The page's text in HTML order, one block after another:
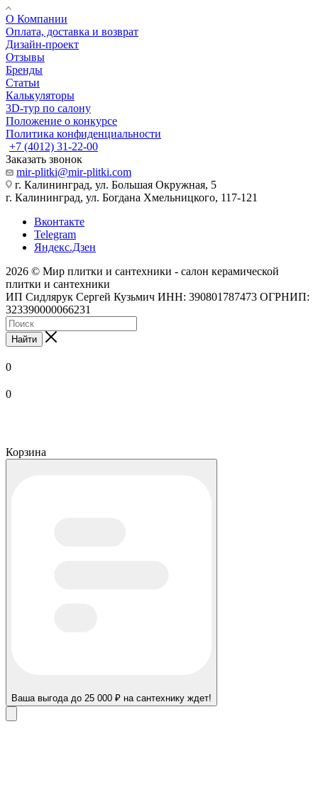
О Компании
Оплата, доставка и возврат
Дизайн-проект
Отзывы
Бренды
Статьи
Калькуляторы
3D-тур по салону
Положение о конкурсе
Политика конфиденциальности
+7 (4012) 31-22-00
Заказать звонок
mir-plitki@mir-plitki.com
г. Калининград, ул. Большая Окружная, 5
г. Калининград, ул. Богдана Хмельницкого, 117-121
Вконтакте
Telegram
Яндекс.Дзен
2026 © Мир плитки и сантехники - салон керамической
плитки и сантехники
ИП Сидлярук Сергей Кузьмич ИНН: 390801787473 ОГРНИП:
323390000066231
Найти
0
0
Корзина
Ваша выгода до 25 000 ₽ на сантехнику ждет!